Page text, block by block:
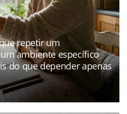
repetir um
ambiente específico
do que depender apenas